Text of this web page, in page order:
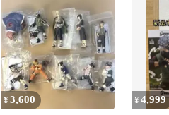
¥3,600 ¥4,999